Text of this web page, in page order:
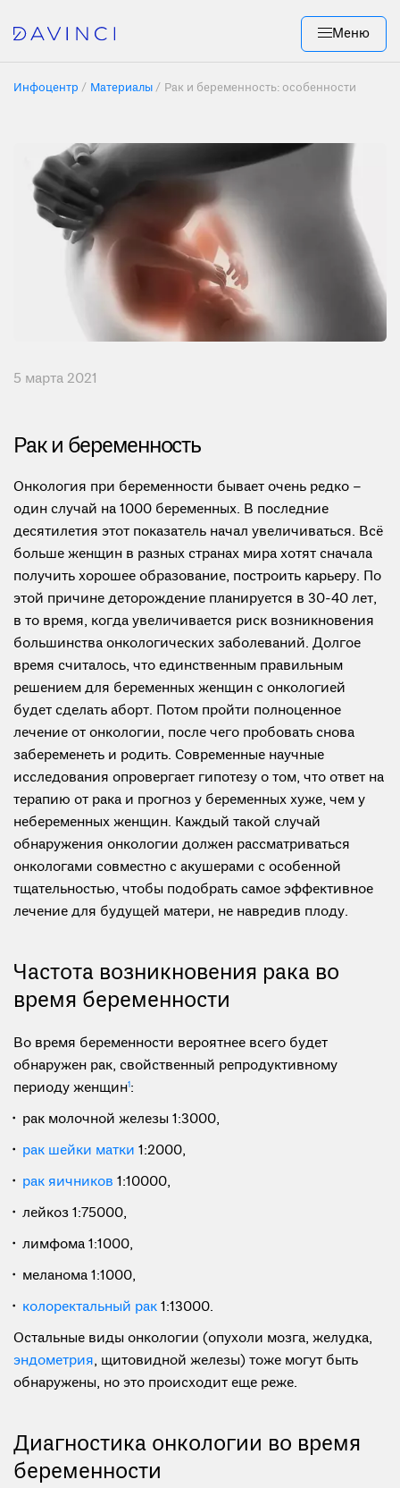
Меню
Инфоцентр Материалы Рак и беременность: особенности
5 мартa 2021
Рак и беременность
Онкология при беременности бывает очень редко –
один случай на 1000 беременных. В последние
десятилетия этот показатель начал увеличиваться. Всё
больше женщин в разных странах мира хотят сначала
получить хорошее образование, построить карьеру. По
этой причине деторождение планируется в 30-40 лет,
в то время, когда увеличивается риск возникновения
большинства онкологических заболеваний. Долгое
время считалось, что единственным правильным
решением для беременных женщин с онкологией
будет сделать аборт. Потом пройти полноценное
лечение от онкологии, после чего пробовать снова
забеременеть и родить. Современные научные
исследования опровергает гипотезу о том, что ответ на
терапию от рака и прогноз у беременных хуже, чем у
небеременных женщин. Каждый такой случай
обнаружения онкологии должен рассматриваться
онкологами совместно с акушерами с особенной
тщательностью, чтобы подобрать самое эффективное
лечение для будущей матери, не навредив плоду.
Частота возникновения рака во
время беременности
Во время беременности вероятнее всего будет
обнаружен рак, свойственный репродуктивному
периоду женщин1:
рак молочной железы 1:3000,
рак шейки матки 1:2000,
рак яичников 1:10000,
лейкоз 1:75000,
лимфома 1:1000,
меланома 1:1000,
колоректальный рак 1:13000.
Остальные виды онкологии (опухоли мозга, желудка,
эндометрия, щитовидной железы) тоже могут быть
обнаружены, но это происходит еще реже.
Диагностика онкологии во время
беременности